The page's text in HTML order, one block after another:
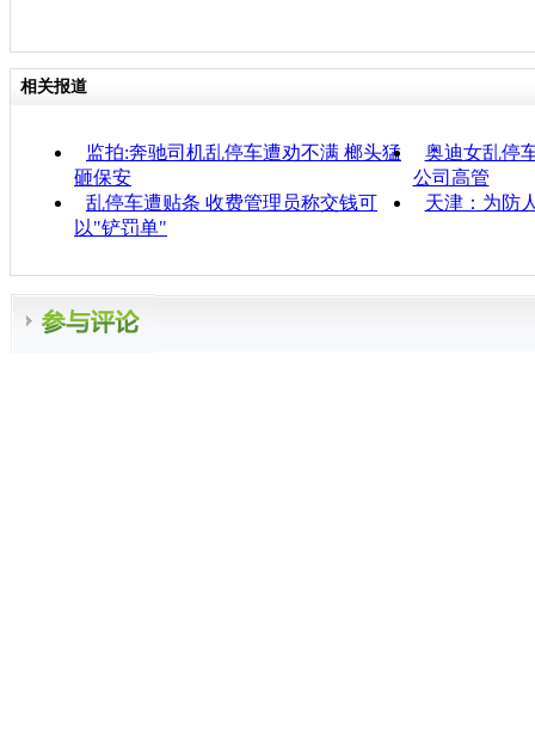
相关报道
监拍:奔驰司机乱停车遭劝不满 榔头猛
砸保安
奥迪女乱停
公司高管
乱停车遭贴条 收费管理员称交钱可
以"铲罚单"
天津：为防